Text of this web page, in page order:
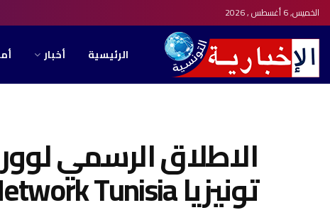
الخميس, 6 أغسطس , 2026
الرئيسية أخبار
الاطلاق الرسمي
تونيزيا World Global Network Tunisia